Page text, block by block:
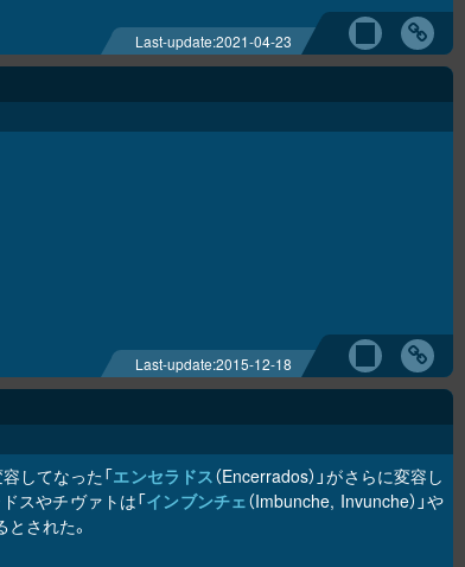
Last-update:2021-04-23
Last-update:2015-12-18
してなった「エンセラドス（Encerrados）」がさらに変容し
スやチヴァトは「インブンチェ（Imbunche, Invunche）」や
された。